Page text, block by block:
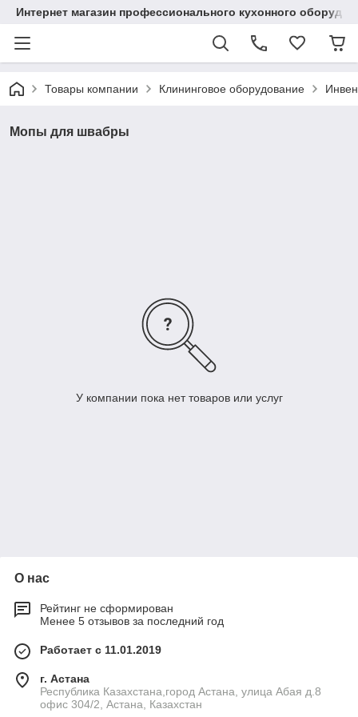
Интернет магазин профессионального кухонного
Товары компании Клининговое оборудование
Мопы для швабры
У компании пока нет товаров или услуг
О нас
Рейтинг не сформирован
Менее 5 отзывов за последний год
Работает с 11.01.2019
г. Астана
Республика Казахстана,город Астана, улица Абая д.8
офис 304/2, Астана, Казахстан